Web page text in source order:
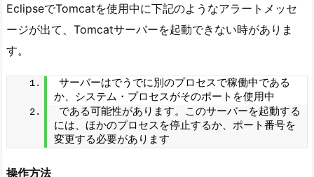
EclipseでTomcatを使用中に下記のようなアラートメッセ
ージが出て、Tomcatサーバーを起動できない時がありま
す。
サーバーはでうでに別のプロセスで稼働中である
か、システム・プロセスがそのポートを使用中
である可能性があります。このサーバーを起動する
には、ほかのプロセスを停止するか、ポート番号を
変更する必要があります
操作方法